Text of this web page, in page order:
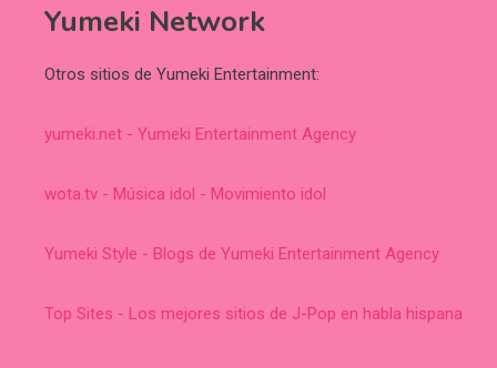
Yumeki Network
Otros sitios de Yumeki Entertainment:
yumeki.net - Yumeki Entertainment Agency
wota.tv - Música idol - Movimiento idol
Yumeki Style - Blogs de Yumeki Entertainment Agency
Top Sites - Los mejores sitios de J-Pop en habla hispana